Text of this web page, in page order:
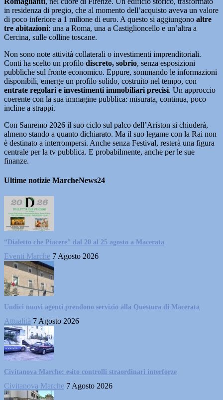
in residenza di pregio, che al momento dell’acquisto aveva un valore
di poco inferiore a 1 milione di euro. A questo si aggiungono altre
tre abitazioni: una a Roma, una a Castiglioncello e un’altra a
Cercina, sulle colline toscane.
Non sono note attività collaterali o investimenti imprenditoriali.
Conti ha scelto un profilo discreto, sobrio, senza esposizioni
pubbliche sul fronte economico. Eppure, sommando le informazioni
disponibili, emerge un profilo solido, costruito nel tempo, con
entrate regolari e investimenti immobiliari precisi. Un approccio
coerente con la sua immagine pubblica: misurata, continua, poco
incline a strappi.
Con Sanremo 2026 il suo ciclo sul palco dell’Ariston si chiuderà,
almeno stando a quanto dichiarato. Ma il suo legame con la Rai non
è destinato a interrompersi. Anche senza Festival, resterà una figura
centrale per la tv pubblica. E probabilmente, anche per le sue
finanze.
Ultime notizie MarcheNews24
“Dialetto che Piacere” dal 20 al 25 agosto a Macerata
Eventi Marche 7 Agosto 2026
Undici nuovi agenti prendono servizio alla Questura di Macerata
Attualità 7 Agosto 2026
Civitanova Marche: esito controlli straordinari interforze
Civitanova Marche 7 Agosto 2026